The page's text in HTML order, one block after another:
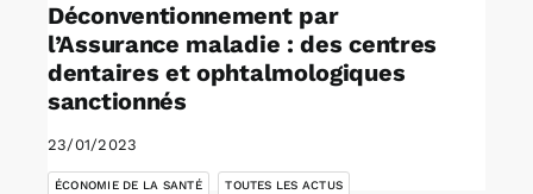
Déconventionnement par
l’Assurance maladie : des centres
dentaires et ophtalmologiques
sanctionnés
23/01/2023
ÉCONOMIE DE LA SANTÉ TOUTES LES ACTUS